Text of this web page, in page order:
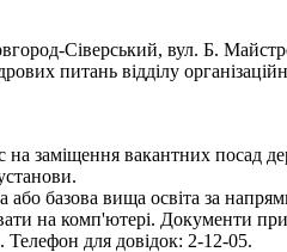
Сіверський, вул. Б.
питань відділу
заміщення вакантних посад
базова вища освіта за
на комп'ютері. Документи
для довідок: 2-12-05.